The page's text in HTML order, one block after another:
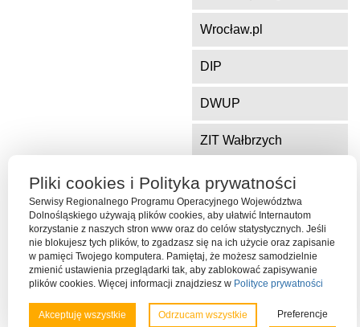
Wrocław.pl
DIP
DWUP
ZIT Wałbrzych
ZIT Jelenia Góra
Serwis współfinansowany ze środków Funduszu Spójności Unii
Europejskiej w ramach Programu Operacyjnego Pomoc Techniczna
2014-2020
Pliki cookies i Polityka prywatności
Serwisy Regionalnego Programu Operacyjnego Województwa
Dolnośląskiego używają plików cookies, aby ułatwić Internautom
korzystanie z naszych stron www oraz do celów statystycznych. Jeśli
nie blokujesz tych plików, to zgadzasz się na ich użycie oraz zapisanie
w pamięci Twojego komputera. Pamiętaj, że możesz samodzielnie
zmienić ustawienia przeglądarki tak, aby zablokować zapisywanie
plików cookies. Więcej informacji znajdziesz w Polityce prywatności
Akceptuję wszystkie Odrzucam wszystkie Preferencje